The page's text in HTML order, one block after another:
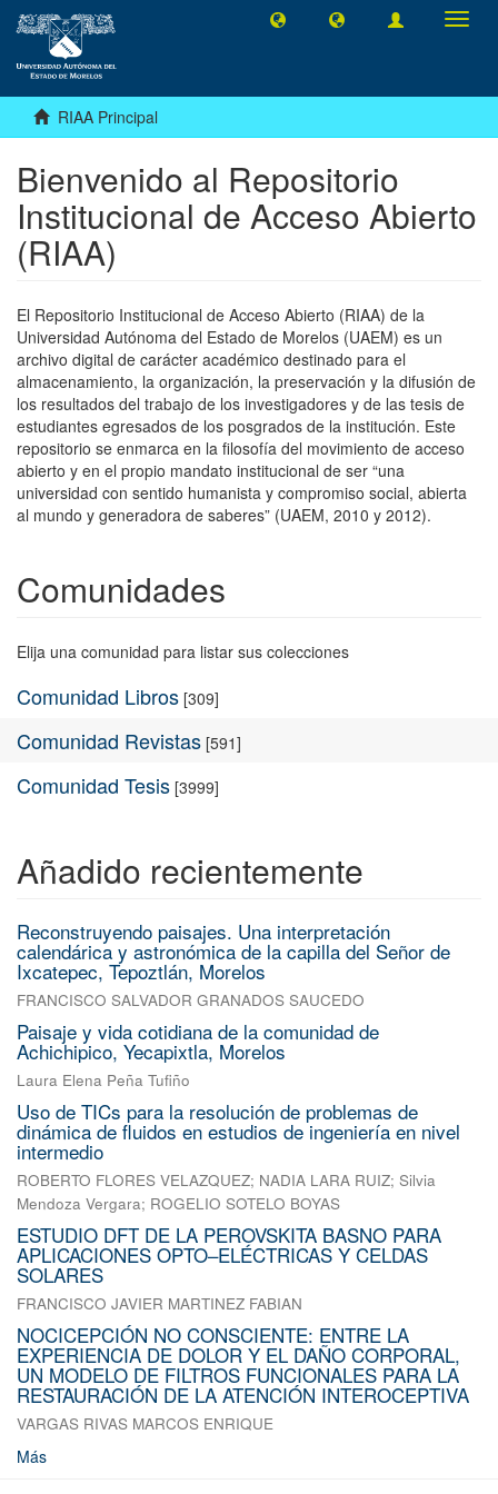
RIAA Principal
Bienvenido al Repositorio
Institucional de Acceso Abierto
(RIAA)
El Repositorio Institucional de Acceso Abierto (RIAA) de la
Universidad Autónoma del Estado de Morelos (UAEM) es un
archivo digital de carácter académico destinado para el
almacenamiento, la organización, la preservación y la difusión de
los resultados del trabajo de los investigadores y de las tesis de
estudiantes egresados de los posgrados de la institución. Este
repositorio se enmarca en la filosofía del movimiento de acceso
abierto y en el propio mandato institucional de ser “una
universidad con sentido humanista y compromiso social, abierta
al mundo y generadora de saberes” (UAEM, 2010 y 2012).
Comunidades
Elija una comunidad para listar sus colecciones
Comunidad Libros [309]
Comunidad Revistas [591]
Comunidad Tesis [3999]
Añadido recientemente
Reconstruyendo paisajes. Una interpretación
calendárica y astronómica de la capilla del Señor de
Ixcatepec, Tepoztlán, Morelos
FRANCISCO SALVADOR GRANADOS SAUCEDO
Paisaje y vida cotidiana de la comunidad de
Achichipico, Yecapixtla, Morelos
Laura Elena Peña Tufiño
Uso de TICs para la resolución de problemas de
dinámica de fluidos en estudios de ingeniería en nivel
intermedio
ROBERTO FLORES VELAZQUEZ; NADIA LARA RUIZ; Silvia
Mendoza Vergara; ROGELIO SOTELO BOYAS
ESTUDIO DFT DE LA PEROVSKITA BASNO PARA
APLICACIONES OPTO–ELÉCTRICAS Y CELDAS
SOLARES
FRANCISCO JAVIER MARTINEZ FABIAN
NOCICEPCIÓN NO CONSCIENTE: ENTRE LA
EXPERIENCIA DE DOLOR Y EL DAÑO CORPORAL,
UN MODELO DE FILTROS FUNCIONALES PARA LA
RESTAURACIÓN DE LA ATENCIÓN INTEROCEPTIVA
VARGAS RIVAS MARCOS ENRIQUE
Más